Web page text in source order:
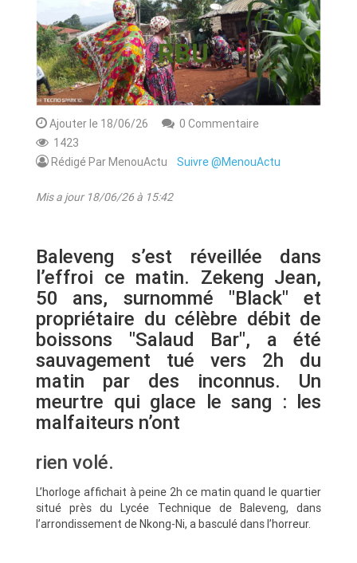
Ajouter le 18/06/26
0 Commentaire
1423
Rédigé Par MenouActu Suivre @MenouActu
Mis a jour 18/06/26 à 15:42
Baleveng s’est réveillée dans
l’effroi ce matin. Zekeng Jean,
50 ans, surnommé "Black" et
propriétaire du célèbre débit de
boissons "Salaud Bar", a été
sauvagement tué vers 2h du
matin par des inconnus. Un
meurtre qui glace le sang : les
malfaiteurs n’ont
rien volé.
L’horloge affichait à peine 2h ce matin quand le quartier
situé près du Lycée Technique de Baleveng, dans
l’arrondissement de Nkong-Ni, a basculé dans l’horreur.